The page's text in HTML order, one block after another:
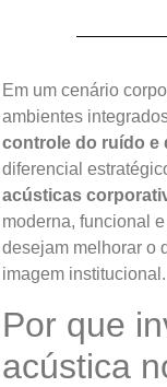
Em um cenário
ambientes
controle do ruído e
diferencial
acústicas
moderna, funcional
desejam melhorar o
imagem institucional.
Por que
acústica